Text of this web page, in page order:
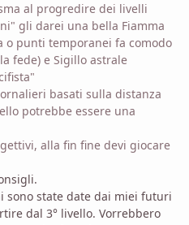
al progredire dei livelli
gli darei una bella Fiamma
o punti temporanei fa comodo
fede) e Sigillo astrale
basati sulla distanza
potrebbe essere una
alla fin fine devi giocare
sono state date dai miei futuri
dal 3° livello. Vorrebbero